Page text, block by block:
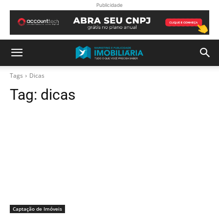
Publicidade
Tags Dicas
Tag: dicas
Captação de Imóveis